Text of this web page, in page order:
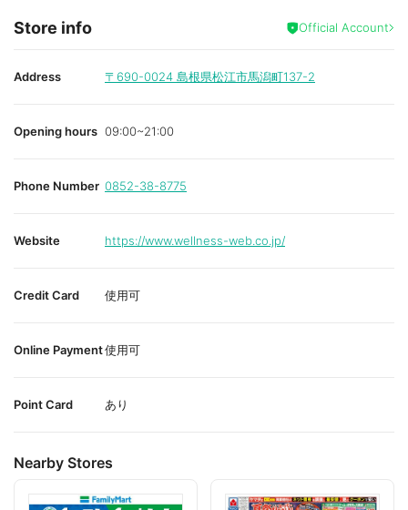
Store info Official Account
Address 〒690-0024 島根県松江市馬潟町137-2
Opening hours 09:00~21:00
Phone Number 0852-38-8775
Website https://www.wellness-web.co.jp/
Credit Card 使用可
Online Payment使用可
Point Card あり
Nearby Stores